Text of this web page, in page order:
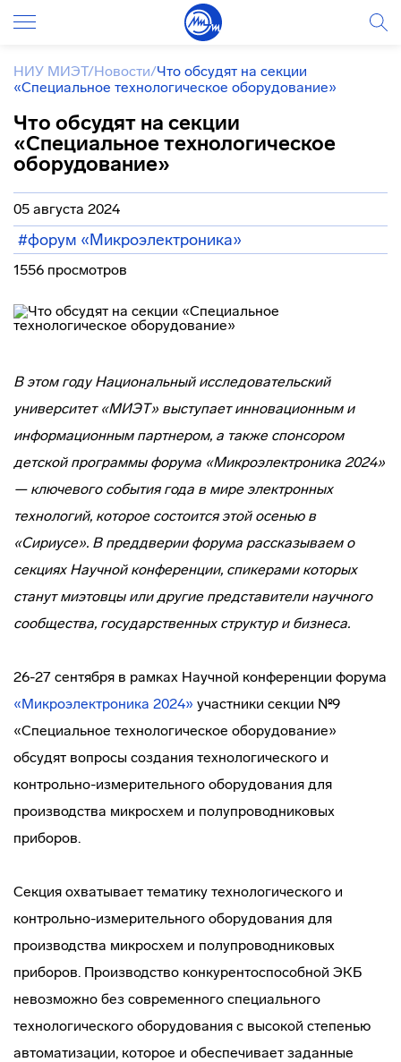
НИУ МИЭТ/Новости/Что обсудят на секции
«Специальное технологическое оборудование»
Что обсудят на секции
«Специальное технологическое
оборудование»
05 августа 2024
#форум «Микроэлектроника»
1556 просмотров
В этом году Национальный исследовательский
университет «МИЭТ» выступает инновационным и
информационным партнером, а также спонсором
детской программы форума «Микроэлектроника 2024»
— ключевого события года в мире электронных
технологий, которое состоится этой осенью в
«Сириусе». В преддверии форума рассказываем о
секциях Научной конференции, спикерами которых
станут миэтовцы или другие представители научного
сообщества, государственных структур и бизнеса.
26-27 сентября в рамках Научной конференции форума
«Микроэлектроника 2024» участники секции №9
«Специальное технологическое оборудование»
обсудят вопросы создания технологического и
контрольно-измерительного оборудования для
производства микросхем и полупроводниковых
приборов.
Cекция охватывает тематику технологического и
контрольно-измерительного оборудования для
производства микросхем и полупроводниковых
приборов. Производство конкурентоспособной ЭКБ
невозможно без современного специального
технологического оборудования с высокой степенью
автоматизации, которое и обеспечивает заданные